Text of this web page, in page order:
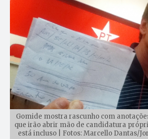
Gomide mostra rascunho com
que irão abrir mão de candidatura
está incluso | Fotos: Marcello Dantas/